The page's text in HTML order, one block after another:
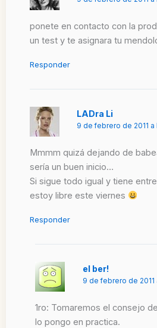
ponete en contacto con la
un test y te asignara tu
Responder
LADra Li
9 de febrero de 2011 a
Mmmm quizá dejando de
sería un buen inicio…
Si sigue todo igual y tiene
estoy libre este viernes
Responder
el ber!
9 de febrero de 2011
1ro: Tomaremos el consejo
lo pongo en practica.